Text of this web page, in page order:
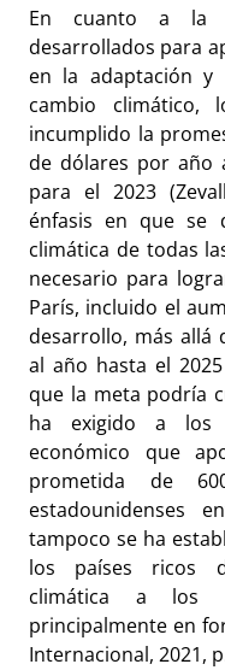
En cuanto a la
desarrollados para
en la adaptación y
cambio climático,
incumplido la
de dólares por año
para el 2023
énfasis en que se
climática de todas
necesario para
París, incluido el
desarrollo, más allá
al año hasta el
que la meta podría
ha exigido a los
económico que
prometida de
estadounidenses
tampoco se ha
los países ricos
climática a los
principalmente en
Internacional, 2021,